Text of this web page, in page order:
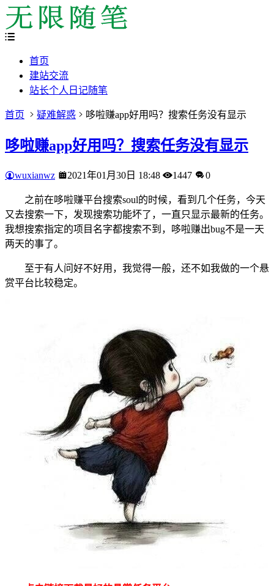
首页
建站交流
站长个人日记随笔
首页 疑难解惑 哆啦赚app好用吗？搜索任务没有显示
哆啦赚app好用吗？搜索任务没有显示
wuxianwz 2021年01月30日 18:48 1447 0
之前在哆啦赚平台搜索soul的时候，看到几个任务，今天
又去搜索一下，发现搜索功能坏了，一直只显示最新的任务。
我想搜索指定的项目名字都搜索不到，哆啦赚出bug不是一天
两天的事了。
至于有人问好不好用，我觉得一般，还不如我做的一个悬
赏平台比较稳定。